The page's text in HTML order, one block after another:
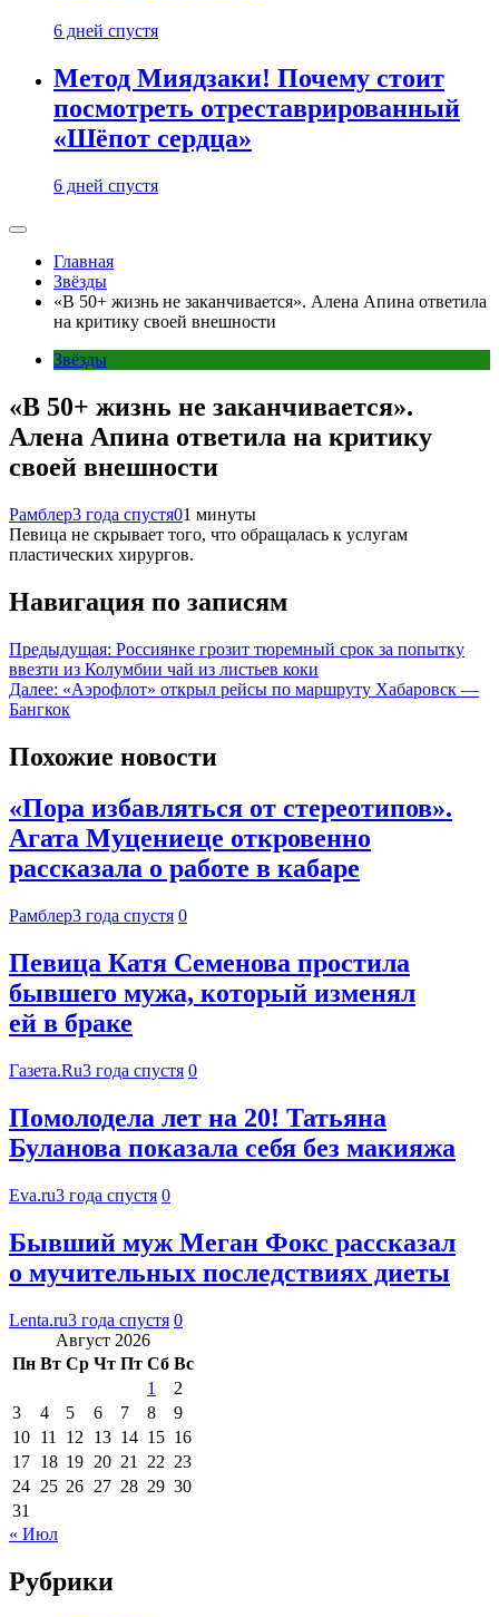
6 дней спустя
Метод Миядзаки! Почему стоит
посмотреть отреставрированный
«Шёпот сердца»
6 дней спустя
Главная
Звёзды
«В 50+ жизнь не заканчивается». Алена Апина ответила
на критику своей внешности
Звёзды
«В 50+ жизнь не заканчивается».
Алена Апина ответила на критику
своей внешности
Рамблер3 года спустя01 минуты
Певица не скрывает того, что обращалась к услугам
пластических хирургов.
Навигация по записям
Предыдущая: Россиянке грозит тюремный срок за попытку
ввезти из Колумбии чай из листьев коки
Далее: «Аэрофлот» открыл рейсы по маршруту Хабаровск —
Бангкок
Похожие новости
«Пора избавляться от стереотипов».
Агата Муцениеце откровенно
рассказала о работе в кабаре
Рамблер3 года спустя 0
Певица Катя Семенова простила
бывшего мужа, который изменял
ей в браке
Газета.Ru3 года спустя 0
Помолодела лет на 20! Татьяна
Буланова показала себя без макияжа
Eva.ru3 года спустя 0
Бывший муж Меган Фокс рассказал
о мучительных последствиях диеты
Lenta.ru3 года спустя 0
Август 2026
Пн Вт Ср Чт Пт Сб Вс
1
2
3
4 5 6 7 8
9
10 11 12 13 14 15 16
17 18 19 20 21 22 23
24 25 26 27 28 29 30
31
« Июл
Рубрики